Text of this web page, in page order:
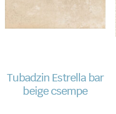
Tubadzin Estrella bar
beige csempe